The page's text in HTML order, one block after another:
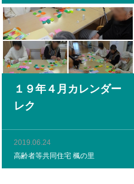
１９年４月カレンダー
レク
2019.06.24
高齢者等共同住宅 楓の里